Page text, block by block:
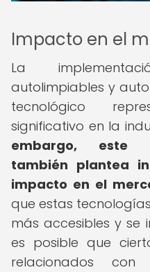
Impacto en el
La
autolimpiables y
tecnológico
significativo en la
embargo, este
también plantea
impacto en el
que estas
más accesibles y se
es posible que
relacionados